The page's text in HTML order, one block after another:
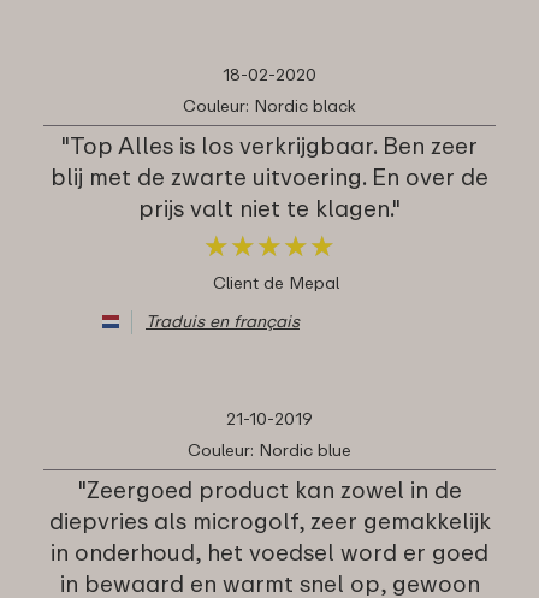
18-02-2020
Couleur: Nordic black
"Top Alles is los verkrijgbaar. Ben zeer
blij met de zwarte uitvoering. En over de
prijs valt niet te klagen."
★★★★★
★★★★★
Client de Mepal
Traduis en français
21-10-2019
Couleur: Nordic blue
"Zeergoed product kan zowel in de
diepvries als microgolf, zeer gemakkelijk
in onderhoud, het voedsel word er goed
in bewaard en warmt snel op, gewoon